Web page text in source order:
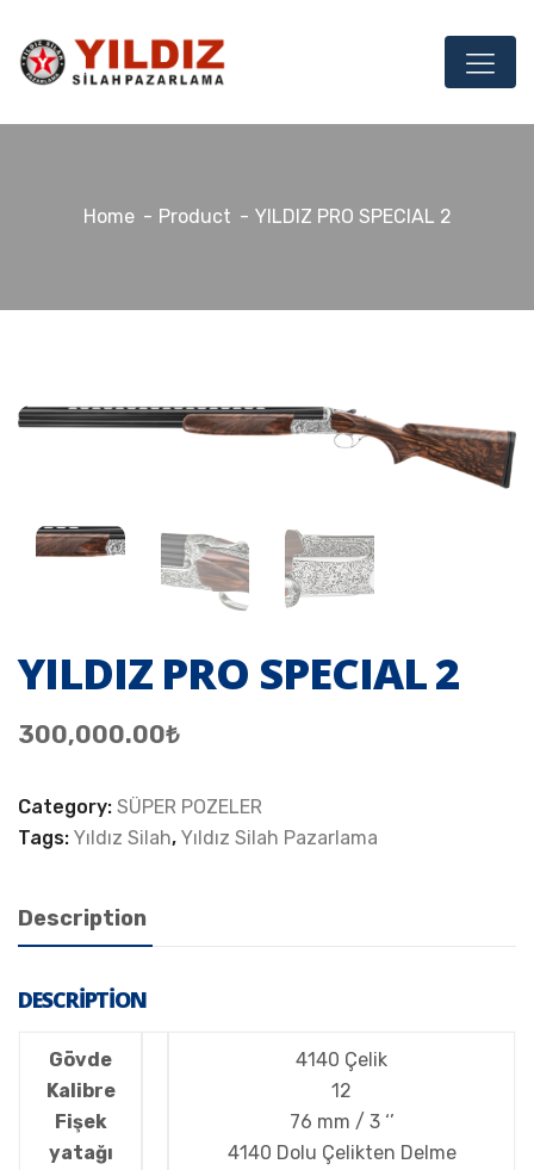
Home Product YILDIZ PRO SPECIAL 2
YILDIZ PRO SPECIAL 2
300,000.00₺
Category: SÜPER POZELER
Tags: Yıldız Silah, Yıldız Silah Pazarlama
Description
DESCRIPTION
Gövde
Kalibre
Fişek
yatağı
4140 Çelik
12
76 mm / 3 ‘’
4140 Dolu Çelikten Delme